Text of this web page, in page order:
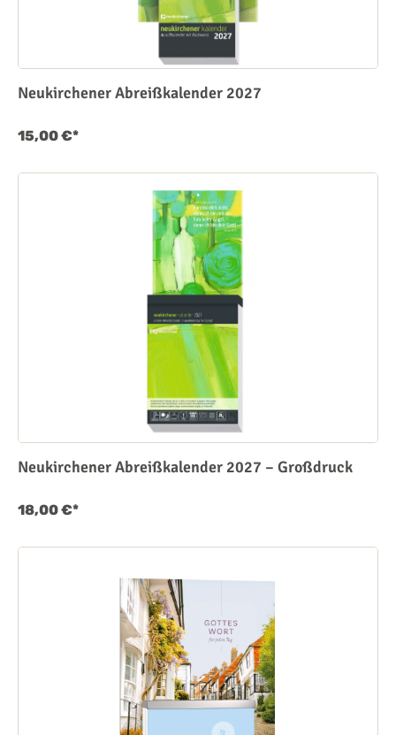
Neukirchener Abreißkalender 2027
15,00 €*
Neukirchener Abreißkalender 2027 – Großdruck
18,00 €*